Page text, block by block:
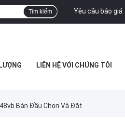
Yêu cầu báo giá
Tìm kiếm
LIÊN HỆ VỚI CHÚNG TÔI
Bàn Đầu Chọn Và Đặt